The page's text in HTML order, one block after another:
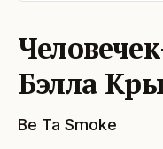
Бэлла
Be Ta Smoke